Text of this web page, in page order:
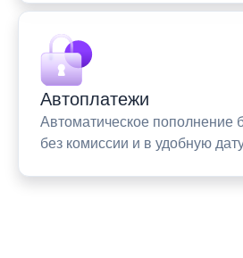
Автоплатежи
Автоматическое пополнение
без комиссии и в удобную